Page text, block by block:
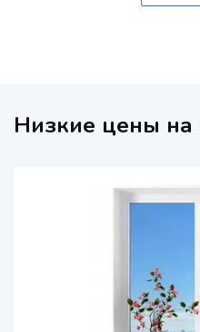
Низкие цены на